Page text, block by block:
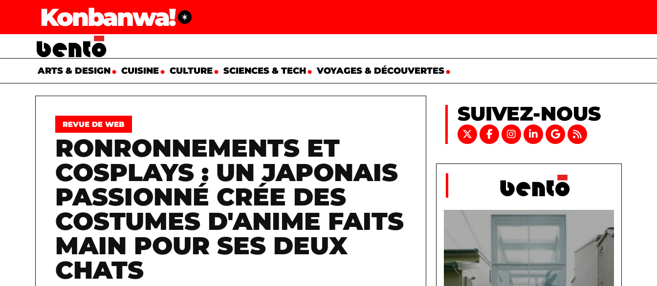
Konbanwa!
ARTS & DESIGN CUISINE CULTURE SCIENCES & TECH VOYAGES & DÉCOUVERTES
REVUE DE WEB
RONRONNEMENTS ET
COSPLAYS : UN JAPONAIS
PASSIONNÉ CRÉE DES
COSTUMES D'ANIME FAITS
MAIN POUR SES DEUX
CHATS
SUIVEZ-NOUS